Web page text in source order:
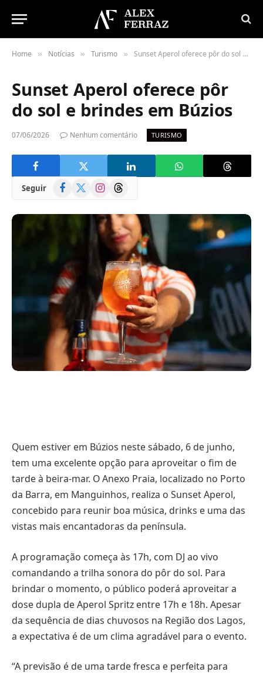
Home » Notícias » Turismo » Sunset Aperol oferece pôr do sol e brindes em Búzios
Sunset Aperol oferece pôr
do sol e brindes em Búzios
07/06/2026 Nenhum comentário TURISMO
Seguir Facebook
(Twitter)
InstagramThreads
Quem estiver em Búzios neste sábado, 6 de junho,
tem uma excelente opção para aproveitar o fim de
tarde à beira-mar. O Anexo Praia, localizado no Porto
da Barra, em Manguinhos, realiza o Sunset Aperol,
concebido para reunir boa música, drinks e uma das
vistas mais encantadoras da península.
A programação começa às 17h, com DJ ao vivo
comandando a trilha sonora do pôr do sol. Para
brindar o momento, o público poderá aproveitar a
dose dupla de Aperol Spritz entre 17h e 18h. Apesar
da sequência de dias chuvosos na Região dos Lagos,
a expectativa é de um clima agradável para o evento.
“A previsão é de uma tarde fresca e perfeita para